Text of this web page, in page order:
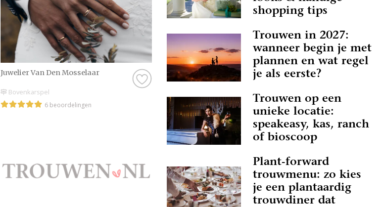
Juwelier Van Den Mosselaar
Bovenkarspel
6 beoordelingen
shopping tips
Trouwen in 2027:
wanneer begin je met
plannen en wat regel
je als eerste?
Trouwen op een
unieke locatie:
speakeasy, kas, ranch
of bioscoop
Plant-forward
trouwmenu: zo kies
je een plantaardig
trouwdiner dat